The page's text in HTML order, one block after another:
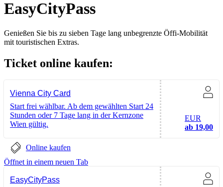
EasyCityPass
Genießen Sie bis zu sieben Tage lang unbegrenzte Öffi-Mobilität
mit touristischen Extras.
Ticket online kaufen:
Vienna City Card
Start frei wählbar. Ab dem gewählten Start 24
Stunden oder 7 Tage lang in der Kernzone
Wien gültig.
EUR
ab 19,00
Online kaufen
Öffnet in einem neuen Tab
EasyCityPass